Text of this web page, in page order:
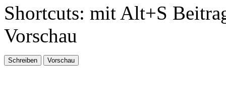
Shortcuts: mit Alt+S
Vorschau